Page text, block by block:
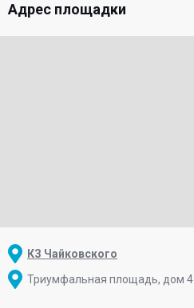
Адрес площадки
КЗ Чайковского
Триумфальная площадь, дом 4